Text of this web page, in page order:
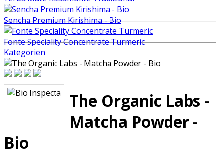
Sencha Premium Kirishima - Bio
Fonte Speciality Concentrate Turmeric
Kategorien
The Organic Labs -
Matcha Powder -
Bio